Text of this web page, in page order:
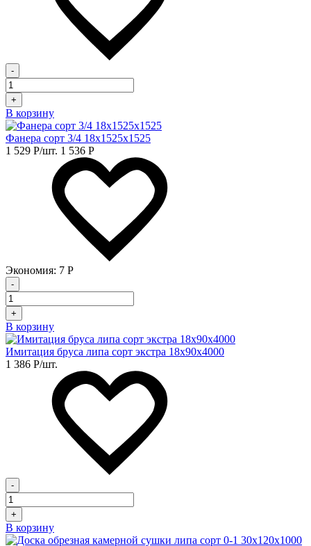
-
+
В корзину
Фанера сорт 3/4 18х1525х1525
1 529 Р/шт. 1 536 Р
Экономия: 7 Р
-
+
В корзину
Имитация бруса липа сорт экстра 18х90х4000
1 386 Р/шт.
-
+
В корзину